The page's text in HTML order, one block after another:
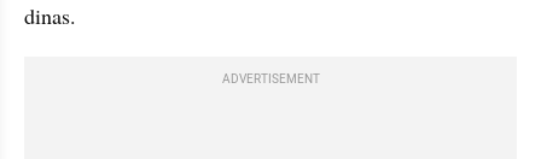
dinas.
ADVERTISEMENT